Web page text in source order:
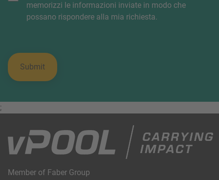
memorizzi le informazioni inviate in modo che
possano rispondere alla mia richiesta.
;
Member of Faber Group